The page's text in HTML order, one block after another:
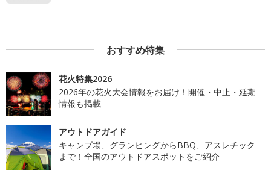
おすすめ特集
花火特集2026
2026年の花火大会情報をお届け！開催・中止・延期
情報も掲載
アウトドアガイド
キャンプ場、グランピングからBBQ、アスレチック
まで！全国のアウトドアスポットをご紹介